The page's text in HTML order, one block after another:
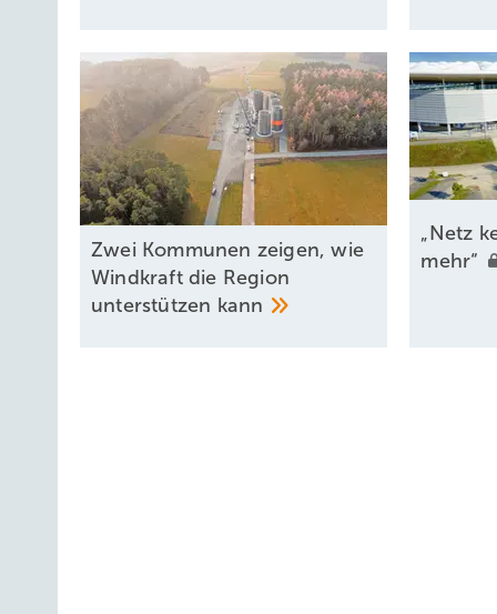
Zwei Kommunen zeigen, wie
Windkraft die Region
unterstützen kann
„Netz
mehr“